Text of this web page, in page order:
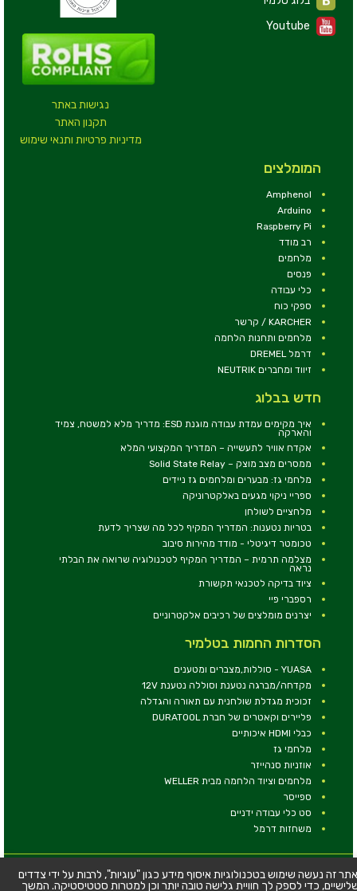
נגישות באתר
תקנון האתר
מדיניות פרטיות ותנאי שימוש
Youtube
המומלצים
Amphenol
Arduino
Raspberry Pi
רב מודד
מלחמים
פנסים
כלי עבודה
ספקי כוח
KARCHER / קרשר
מלחמים ותחנות הלחמה
דרמל DREMEL
זיווד ומחברים NEUTRIK
חדש בבלוג
איך מקימים עמדת עבודה מוגנת ESD: מדריך מלא למשטח, צמיד
והארקה
אקדח אוויר לתעשייה – המדריך המקצועי המלא
ממסרים מצב מוצק – Solid State Relay
מלחמי גז: מבערים ומלחמים גז ניידים
ספריי ניקוי מגעים באלקטרוניקה
מלחציים לשולחן
בטריות נטענות: המדריך המקיף לכל מה שצריך לדעת
טכומטר דיגיטלי - מודד מהירות סיבוב
מצלמה תרמית – המדריך המקיף לטכנולוגיה שרואה את הבלתי
נראה
ציוד בדיקה לטכנאי תקשורת
רספברי פיי
יצרנים מומלצים של רכיבים אלקטרוניים
הסדרות החמות בטלמיר
YUASA - סוללות,מצברים ומטענים
מקדחה/מברגה נטענת וסוללה נטענת 12V
זכוכית מגדלת שולחנית עם תאורה והגדלה
פליירים וקאטרים של חברת DURATOOL
כבלי HDMI איכותיים
מלחמי גז
אוזניות סנהייזר
מלחמים וציוד הלחמה מבית WELLER
ספייסר
סט כלי עבודה ידניים
משחזות דרמל
© כל הזכויות שמורות - טלמיר אלקטרוניקה בע''מ
כתובת: דרך העצמאות 63, חיפה
זה נעשה שימוש בטכנולוגיות איסוף מידע כגון "עוגיות", לרבות על ידי צדדים
כדי לספק לך חוויית גלישה טובה יותר וכן למטרות סטטיסטיקה. המשך